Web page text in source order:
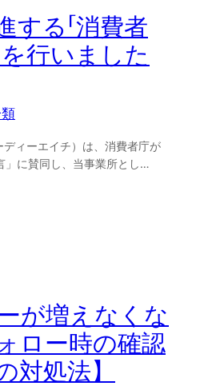
する「消費者
を行いました
ィーエイチ）は、消費者庁が
」に賛同し、当事業所とし…
が増えなくな
ロー時の確認
対処法】